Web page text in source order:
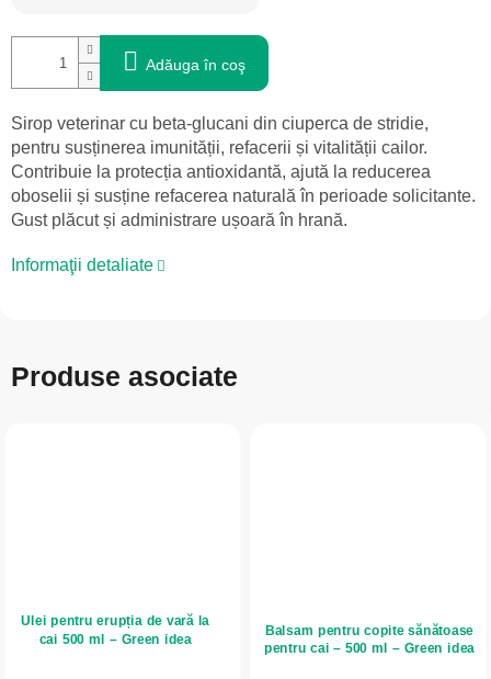
Adăuga în coş
Sirop veterinar cu beta-glucani din ciuperca de stridie,
pentru susținerea imunității, refacerii și vitalității cailor.
Contribuie la protecția antioxidantă, ajută la reducerea
oboselii și susține refacerea naturală în perioade solicitante.
Gust plăcut și administrare ușoară în hrană.
Informaţii detaliate
Produse asociate
Ulei pentru erupția de vară la
cai 500 ml – Green idea
Balsam pentru copite sănătoase
pentru cai – 500 ml – Green idea